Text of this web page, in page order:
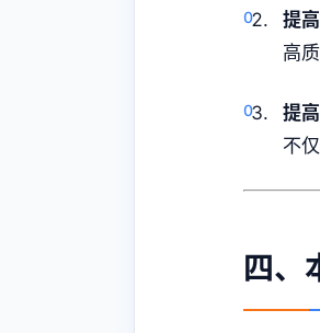
提
高
提
不
四、